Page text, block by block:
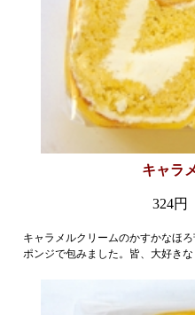
キャラ
324円
キャラメルクリームのかすかなほ
ポンジで包みました。皆、大好きな